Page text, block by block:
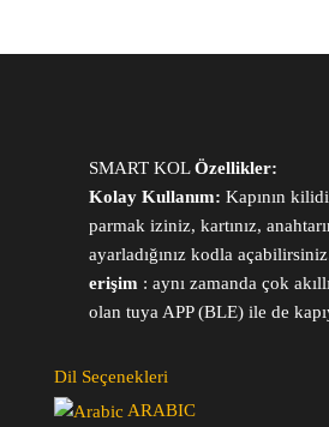
SMART KOLÖzellikler:
Kolay Kullanım: Kapının
parmak iziniz, kartınız,
ayarladığınız kodla
erişim : aynı zamanda çok
olan tuya APP (BLE) ile de
Dil Seçenekleri
ARABIC